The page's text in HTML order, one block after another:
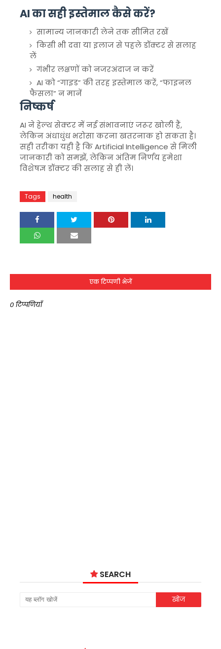
AI का सही इस्तेमाल कैसे करें?
सामान्य जानकारी लेने तक सीमित रखें
किसी भी दवा या इलाज से पहले डॉक्टर से सलाह
लें
गंभीर लक्षणों को नजरअंदाज न करें
AI को “गाइड” की तरह इस्तेमाल करें, “फाइनल
फैसला” न मानें
निष्कर्ष
AI ने हेल्थ सेक्टर में नई संभावनाएं जरूर खोली हैं,
लेकिन अंधाधुंध भरोसा करना खतरनाक हो सकता है।
सही तरीका यही है किArtificial Intelligence से मिली
जानकारी को समझें, लेकिन अंतिम निर्णय हमेशा
विशेषज्ञ डॉक्टर की सलाह से ही लें।
Tags health
एक टिप्पणी भेजें
0 टिप्पणियाँ
SEARCH